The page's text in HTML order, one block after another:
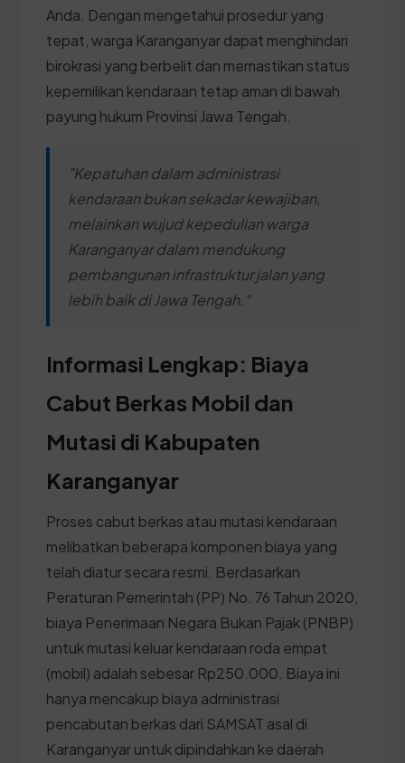
Anda. Dengan mengetahui prosedur yang
tepat, warga Karanganyar dapat menghindari
birokrasi yang berbelit dan memastikan status
kepemilikan kendaraan tetap aman di bawah
payung hukum Provinsi Jawa Tengah.
"Kepatuhan dalam administrasi
kendaraan bukan sekadar kewajiban,
melainkan wujud kepedulian warga
Karanganyar dalam mendukung
pembangunan infrastruktur jalan yang
lebih baik di Jawa Tengah."
Informasi Lengkap: Biaya
Cabut Berkas Mobil dan
Mutasi di Kabupaten
Karanganyar
Proses cabut berkas atau mutasi kendaraan
melibatkan beberapa komponen biaya yang
telah diatur secara resmi. Berdasarkan
Peraturan Pemerintah (PP) No. 76 Tahun 2020,
biaya Penerimaan Negara Bukan Pajak (PNBP)
untuk mutasi keluar kendaraan roda empat
(mobil) adalah sebesar Rp250.000. Biaya ini
hanya mencakup biaya administrasi
pencabutan berkas dari SAMSAT asal di
Karanganyar untuk dipindahkan ke daerah